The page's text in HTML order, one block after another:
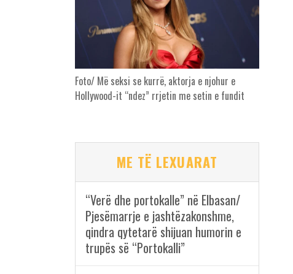
Foto/ Më seksi se kurrë, aktorja e njohur e
Hollywood-it “ndez” rrjetin me setin e fundit
ME TË LEXUARAT
“Verë dhe portokalle” në Elbasan/
Pjesëmarrje e jashtëzakonshme,
qindra qytetarë shijuan humorin e
trupës së “Portokalli”